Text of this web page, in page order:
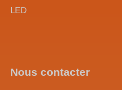
LED
Nous contacter